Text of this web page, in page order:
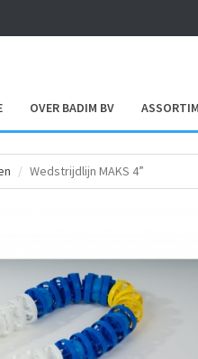
OVER BADIM BV
Wedstrijdlijn MAKS 4”